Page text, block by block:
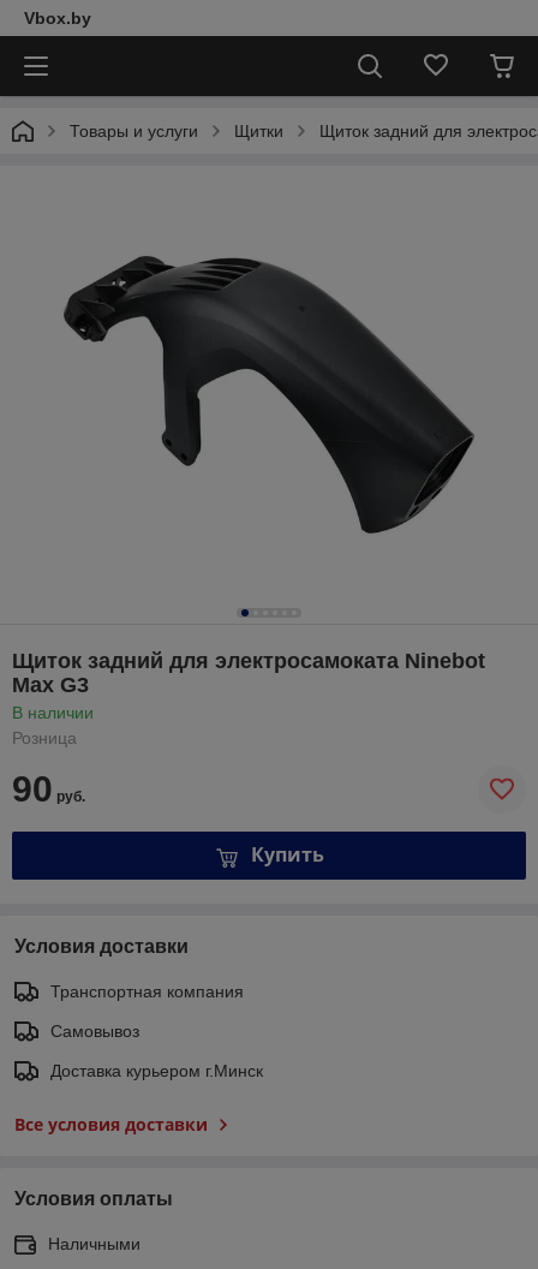
Vbox.by
Товары и услуги Щитки Щиток задний для
Щиток задний для электросамоката Ninebot
Max G3
В наличии
Розница
90 руб.
Купить
Условия доставки
Транспортная компания
Самовывоз
Доставка курьером г.Минск
Все условия доставки
Условия оплаты
Наличными